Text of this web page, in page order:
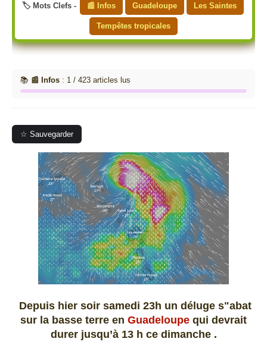
🏷️ Mots Clefs - 📰 Infos Guadeloupe Les Saintes
Tempêtes tropicales
📚 📰 Infos : 1 / 423 articles lus
☆ Sauvegarder
Depuis hier soir samedi 23h un déluge s"abat
sur la basse terre en Guadeloupe qui devrait
durer jusqu’à 13 h ce dimanche .